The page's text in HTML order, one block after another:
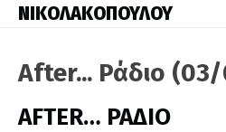
ΝΙΚΟΛΑΚΟΠΟΥΛΟΥ
After... Ράδιο
AFTER… ΡΑΔΙΟ